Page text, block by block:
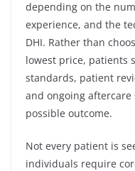
depending on the
experience, and the
DHI. Rather than
lowest price, patients
standards, patient
and ongoing aftercare
possible outcome.
Not every patient is
individuals require